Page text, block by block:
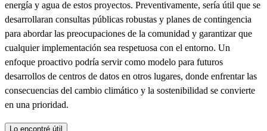
energía y agua de estos proyectos. Preventivamente, sería útil que se
desarrollaran consultas públicas robustas y planes de contingencia
para abordar las preocupaciones de la comunidad y garantizar que
cualquier implementación sea respetuosa con el entorno. Un
enfoque proactivo podría servir como modelo para futuros
desarrollos de centros de datos en otros lugares, donde enfrentar las
consecuencias del cambio climático y la sostenibilidad se convierte
en una prioridad.
Lo encontré útil